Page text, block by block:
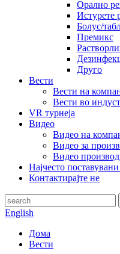
Орално
Истурете
Болус/
Премикс
Друго
Вести
Вести на
Вести во
VR турнеја
Видео
Видео на
Видео за
Видео
Најчесто
Контактирајте не
English
Дома
Вести